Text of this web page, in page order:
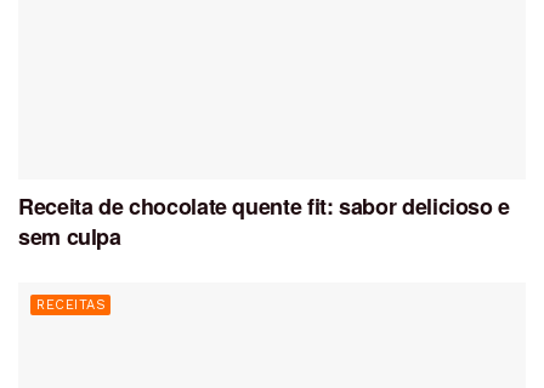
Receita de chocolate quente fit: sabor delicioso e
sem culpa
RECEITAS